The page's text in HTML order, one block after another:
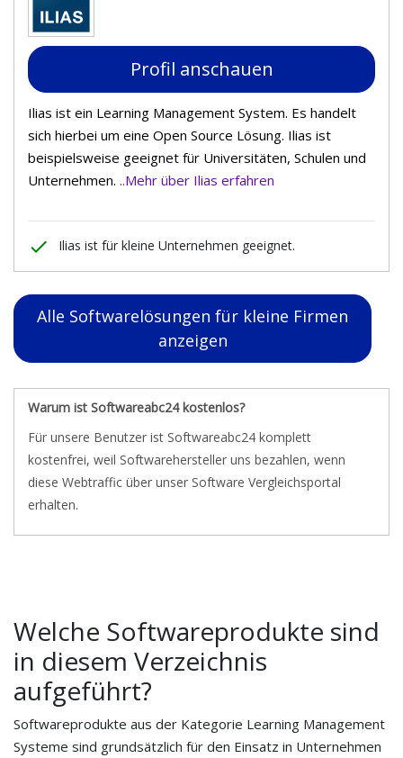
Profil anschauen
Ilias ist ein Learning Management System. Es handelt
sich hierbei um eine Open Source Lösung. Ilias ist
beispielsweise geeignet für Universitäten, Schulen und
Unternehmen. ..Mehr über Ilias erfahren
done Ilias ist für kleine Unternehmen geeignet.
Alle Softwarelösungen für kleine Firmen
anzeigen
Warum ist Softwareabc24 kostenlos?
Für unsere Benutzer ist Softwareabc24 komplett
kostenfrei, weil Softwarehersteller uns bezahlen, wenn
diese Webtraffic über unser Software Vergleichsportal
erhalten.
Welche Softwareprodukte sind
in diesem Verzeichnis
aufgeführt?
Softwareprodukte aus der Kategorie Learning Management
Systeme sind grundsätzlich für den Einsatz in Unternehmen